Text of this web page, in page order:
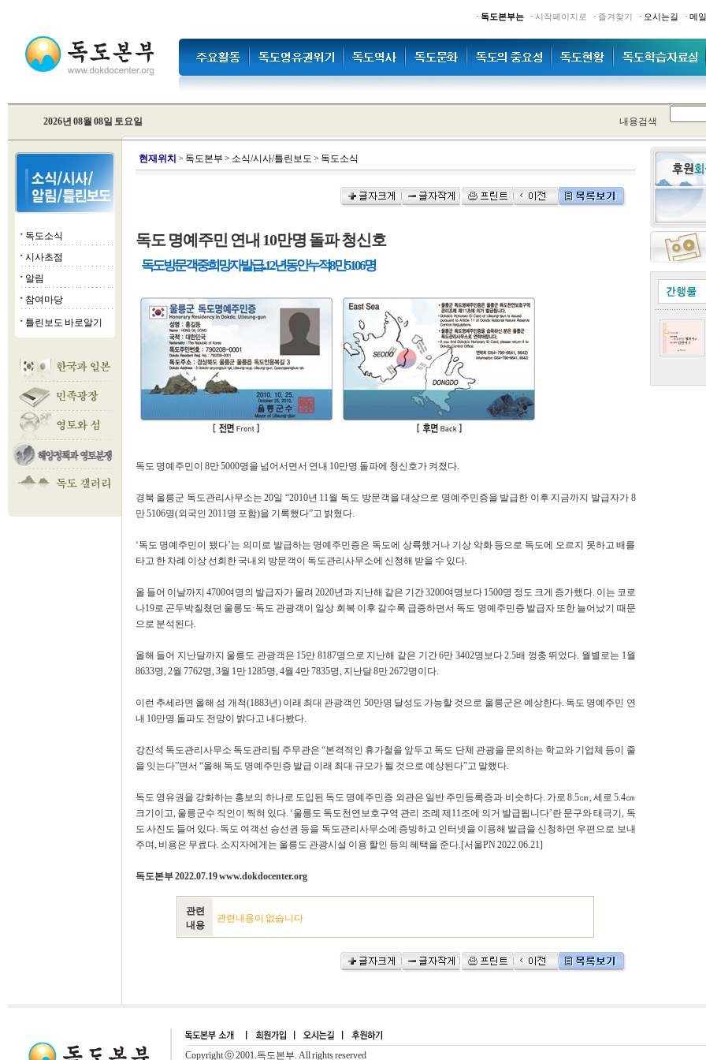
· 독도본부는 · 시작페이지로 · 즐겨찾기 · 오시는길 · 메
2026년 08월 08일 토요일 내용검색
■ 독도소식
■ 시사초점
■ 알림
■ 참여마당
■ 틀린보도 바로알기
현재위치 > 독도본부 > 소식/시사/틀린보도 > 독도소식
독도 명예주민 연내 10만명 돌파 청신호
독도 방문객 중 희망자 발급...12년 동안 누적 8만 5106명
독도 명예주민이 8만 5000명을 넘어서면서 연내 10만명 돌파에 청신호가 켜졌다.
경북 울릉군 독도관리사무소는 20일 “2010년 11월 독도 방문객을 대상으로 명예주민증을 발급한 이후 지금까지 발급자가 8
만 5106명(외국인 2011명 포함)을 기록했다”고 밝혔다.
‘독도 명예주민이 됐다’는 의미로 발급하는 명예주민증은 독도에 상륙했거나 기상 악화 등으로 독도에 오르지 못하고 배를
타고 한 차례 이상 선회한 국내외 방문객이 독도관리사무소에 신청해 받을 수 있다.
올 들어 이날까지 4700여명의 발급자가 몰려 2020년과 지난해 같은 기간 3200여명보다 1500명 정도 크게 증가했다. 이는 코로
나19로 곤두박질쳤던 울릉도·독도 관광객이 일상 회복 이후 갈수록 급증하면서 독도 명예주민증 발급자 또한 늘어났기 때문
으로 분석된다.
올해 들어 지난달까지 울릉도 관광객은 15만 8187명으로 지난해 같은 기간 6만 3402명보다 2.5배 껑충 뛰었다. 월별로는 1월
8633명, 2월 7762명, 3월 1만 1285명, 4월 4만 7835명, 지난달 8만 2672명이다.
이런 추세라면 올해 섬 개척(1883년) 이래 최대 관광객인 50만명 달성도 가능할 것으로 울릉군은 예상한다. 독도 명예주민 연
내 10만명 돌파도 전망이 밝다고 내다봤다.
강진석 독도관리사무소 독도관리팀 주무관은 “본격적인 휴가철을 앞두고 독도 단체 관광을 문의하는 학교와 기업체 등이 줄
을 잇는다”면서 “올해 독도 명예주민증 발급 이래 최대 규모가 될 것으로 예상된다”고 말했다.
독도 영유권을 강화하는 홍보의 하나로 도입된 독도 명예주민증 외관은 일반 주민등록증과 비슷하다. 가로 8.5㎝, 세로 5.4㎝
크기이고, 울릉군수 직인이 찍혀 있다. ‘울릉도 독도천연보호구역 관리 조례 제11조에 의거 발급됩니다’란 문구와 태극기, 독
도 사진도 들어 있다. 독도 여객선 승선권 등을 독도관리사무소에 증빙하고 인터넷을 이용해 발급을 신청하면 우편으로 보내
주며, 비용은 무료다. 소지자에게는 울릉도 관광시설 이용 할인 등의 혜택을 준다.[서울PN 2022.06.21]
독도본부 2022.07.19 www.dokdocenter.org
관련
내용
관련내용이 없습니다
Copyright ⓒ 2001.독도본부. All rights reserved